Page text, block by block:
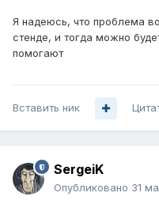
Я надеюсь, что проблема
стенде, и тогда можно
помогают
Вставить ник
SergeiK
Опубликовано 31